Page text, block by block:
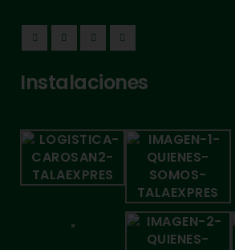
Instalaciones